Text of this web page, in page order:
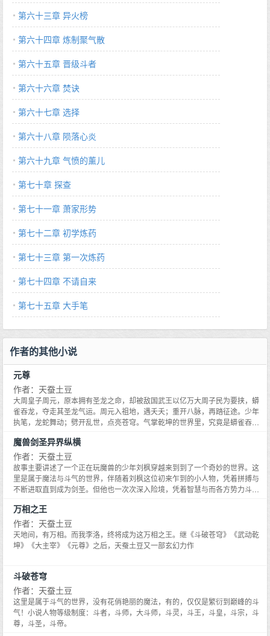
第六十三章 异火榜
第六十四章 炼制聚气散
第六十五章 晋级斗者
第六十六章 焚诀
第六十七章 选择
第六十八章 陨落心炎
第六十九章 气愤的薰儿
第七十章 探查
第七十一章 萧家形势
第七十二章 初学炼药
第七十三章 第一次炼药
第七十四章 不请自来
第七十五章 大手笔
作者的其他小说
元尊
作者：天蚕土豆
大周皇子周元，原本拥有圣龙之命，却被敌国武王以亿万大周子民为要挟，蟒
雀吞龙，夺走其圣龙气运。周元入祖地，遇夭夭；重开八脉，再踏征途。少年
执笔，龙蛇舞动；劈开乱世，点亮苍穹。气掌乾坤的世界里，究竟是蟒雀吞
魔兽剑圣异界纵横
作者：天蚕土豆
故事主要讲述了一个正在玩魔兽的少年刘枫穿越来到到了一个奇妙的世界。这
里是属于魔法与斗气的世界，伴随着刘枫这位初来乍到的小人物，凭着拼搏与
不断进取直到成为剑圣。但他也一次次深入险境，凭着智慧与而各方势力斗
必须用实力证明自己不是废材。编织在爱与恨......
万相之王
作者：天蚕土豆
天地间，有万相。而我李洛，终将成为这万相之王。继《斗破苍穹》《武动乾
坤》《大主宰》《元尊》之后，天蚕土豆又一部玄幻力作
斗破苍穹
作者：天蚕土豆
这里是属于斗气的世界，没有花俏艳丽的魔法，有的，仅仅是繁衍到巅峰的斗
气！小说人物等级制度：斗者，斗师，大斗师，斗灵，斗王，斗皇，斗宗，斗
尊，斗圣，斗帝。